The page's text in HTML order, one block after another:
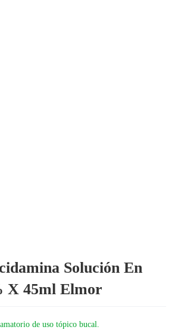
Solución En
X 45ml Elmor
de uso tópico bucal.